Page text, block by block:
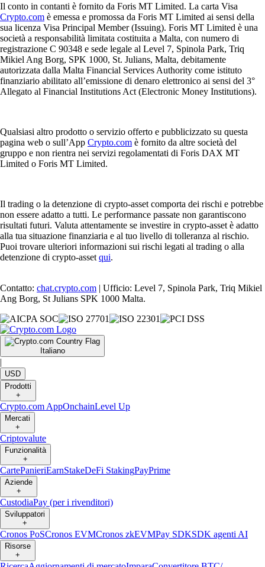
Il conto in contanti è fornito da Foris MT Limited. La carta Visa
Crypto.com è emessa e promossa da Foris MT Limited ai sensi della
sua licenza Visa Principal Member (Issuing). Foris MT Limited è una
società a responsabilità limitata costituita a Malta, con numero di
registrazione C 90348 e sede legale al Level 7, Spinola Park, Triq
Mikiel Ang Borg, SPK 1000, St. Julians, Malta, debitamente
autorizzata dalla Malta Financial Services Authority come istituto
finanziario abilitato all’emissione di denaro elettronico ai sensi del 3°
Allegato al Financial Institutions Act (Electronic Money Institutions).
Qualsiasi altro prodotto o servizio offerto e pubblicizzato su questa
pagina web o sull’App Crypto.com è fornito da altre società del
gruppo e non rientra nei servizi regolamentati di Foris DAX MT
Limited o Foris MT Limited.
Il trading o la detenzione di crypto-asset comporta dei rischi e potrebbe
non essere adatto a tutti. Le performance passate non garantiscono
risultati futuri. Valuta attentamente se investire in crypto-asset è adatto
alla tua situazione finanziaria e al tuo livello di tolleranza al rischio.
Puoi trovare ulteriori informazioni sui rischi legati al trading o alla
detenzione di crypto-asset qui.
Contatto: chat.crypto.com | Ufficio: Level 7, Spinola Park, Triq Mikiel
Ang Borg, St Julians SPK 1000 Malta.
Italiano
|
USD
Prodotti
+
Crypto.com AppOnchainLevel Up
Mercati
+
Criptovalute
Funzionalità
+
CartePanieriEarnStakeDeFi StakingPayPrime
Aziende
+
CustodiaPay (per i rivenditori)
Sviluppatori
+
Cronos PoSCronos EVMCronos zkEVMPay SDKSDK agenti AI
Risorse
+